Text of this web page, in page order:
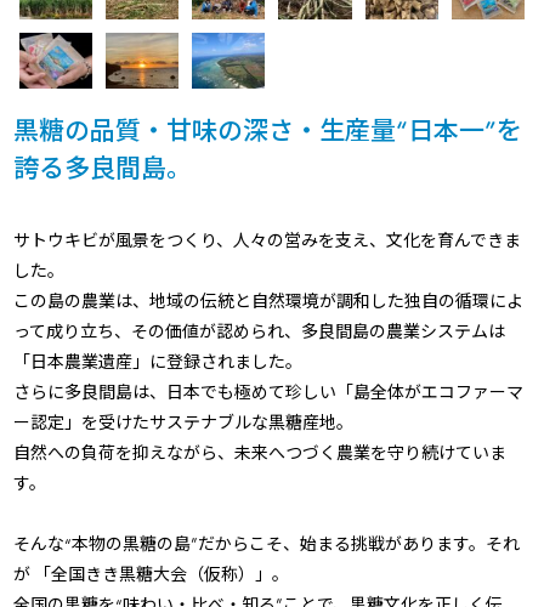
黒糖の品質・甘味の深さ・生産量“日本一”を
誇る多良間島。
サトウキビが風景をつくり、人々の営みを支え、文化を育んできま
した。
この島の農業は、地域の伝統と自然環境が調和した独自の循環によ
って成り立ち、その価値が認められ、多良間島の農業システムは
「日本農業遺産」に登録されました。
さらに多良間島は、日本でも極めて珍しい「島全体がエコファーマ
ー認定」を受けたサステナブルな黒糖産地。
自然への負荷を抑えながら、未来へつづく農業を守り続けていま
す。
そんな“本物の黒糖の島”だからこそ、始まる挑戦があります。それ
が 「全国きき黒糖大会（仮称）」。